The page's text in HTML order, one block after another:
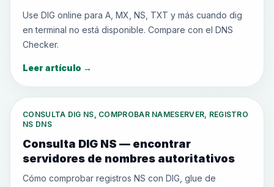
Use DIG online para A, MX, NS, TXT y más cuando dig
en terminal no está disponible. Compare con el DNS
Checker.
Leer artículo →
CONSULTA DIG NS, COMPROBAR NAMESERVER, REGISTRO
NS DNS
Consulta DIG NS — encontrar
servidores de nombres autoritativos
Cómo comprobar registros NS con DIG, glue de